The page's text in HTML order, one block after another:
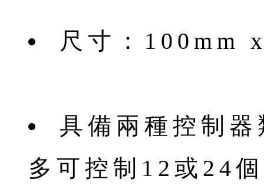
尺寸：100mm
具備兩種控制
多可控制12或24